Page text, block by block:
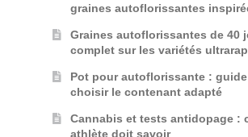
graines autoflorissantes
Graines autoflorissantes de 40
complet sur les variétés
Pot pour autoflorissante :
choisir le contenant adapté
Cannabis et tests antidopage :
athlète doit savoir